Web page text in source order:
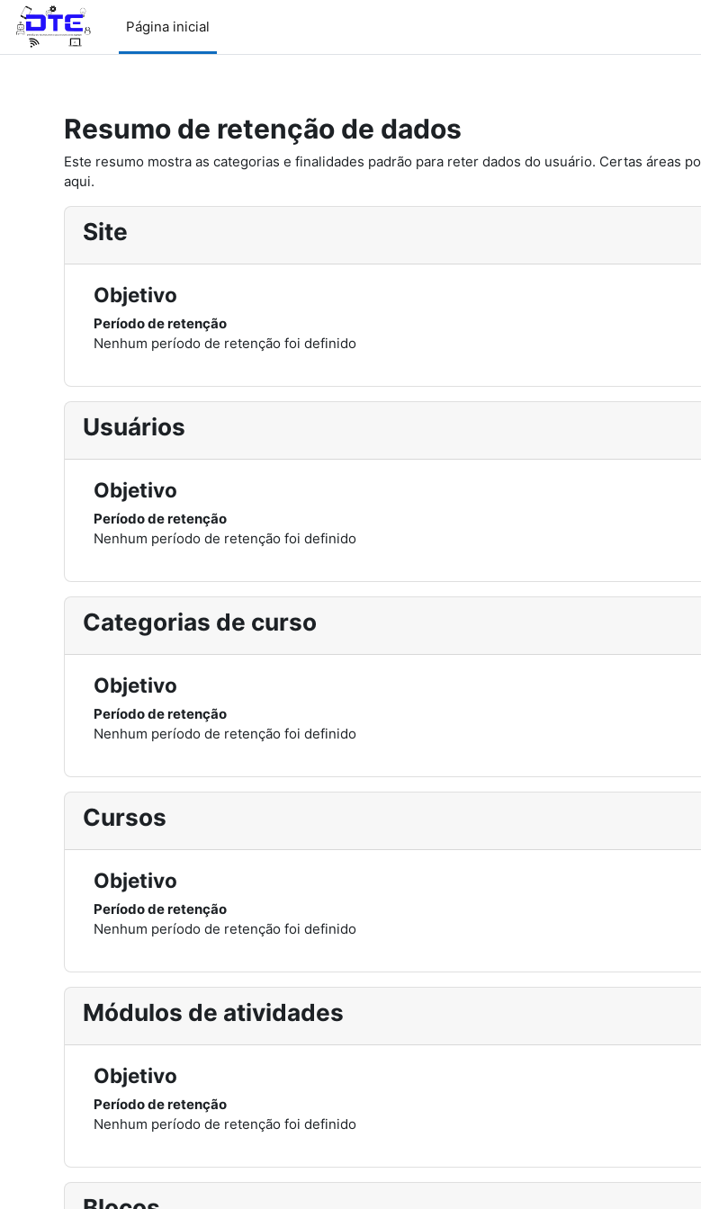
Ir para o conteúdo principal
Página inicial
Resumo de retenção de dados
Este resumo mostra as categorias e finalidades padrão para reter dados do usuário. Certas áreas
aqui.
Site
Objetivo
Período de retenção
Nenhum período de retenção foi definido
Usuários
Objetivo
Período de retenção
Nenhum período de retenção foi definido
Categorias de curso
Objetivo
Período de retenção
Nenhum período de retenção foi definido
Cursos
Objetivo
Período de retenção
Nenhum período de retenção foi definido
Módulos de atividades
Objetivo
Período de retenção
Nenhum período de retenção foi definido